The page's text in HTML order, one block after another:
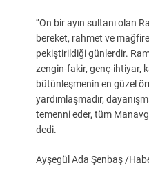
‘’On bir ayın sultanı
bereket, rahmet ve
pekiştirildiği günlerdir.
zengin-fakir, genç-ihtiyar,
bütünleşmenin en güzel
yardımlaşmadır,
temenni eder, tüm
dedi.
Ayşegül Ada Şenbaş /